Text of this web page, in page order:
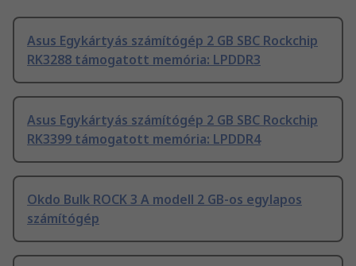
Asus Egykártyás számítógép 2 GB SBC Rockchip
RK3288 támogatott memória: LPDDR3
Asus Egykártyás számítógép 2 GB SBC Rockchip
RK3399 támogatott memória: LPDDR4
Okdo Bulk ROCK 3 A modell 2 GB-os egylapos
számítógép